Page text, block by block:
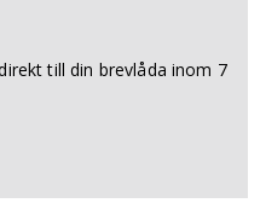
till din brevlåda inom 7